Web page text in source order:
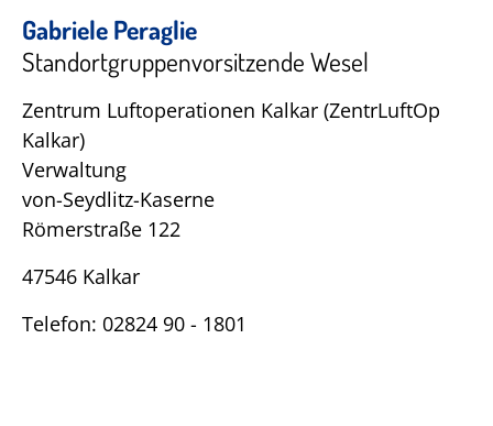
Gabriele Peraglie
Standortgruppenvorsitzende Wesel
Zentrum Luftoperationen Kalkar (ZentrLuftOp
Kalkar)
Verwaltung
von-Seydlitz-Kaserne
Römerstraße 122
47546 Kalkar
Telefon: 02824 90 - 1801